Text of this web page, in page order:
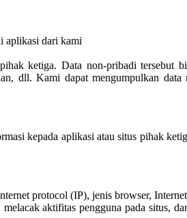
aplikasi dari kami
ketiga. Data non-pribadi tersebut
dll. Kami dapat mengumpulkan
kepada aplikasi atau situs pihak
protocol (IP), jenis browser,
aktifitas pengguna pada situs,